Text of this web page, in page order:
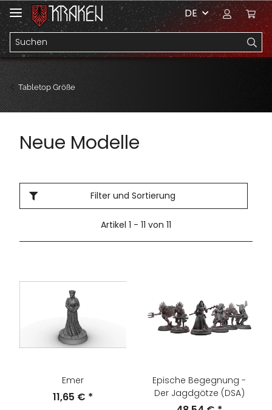
DE
Tabletop Größe
Neue Modelle
Filter und Sortierung
Artikel 1 - 11 von 11
Emer
11,65 € *
Epische Begegnung -
Der Jagdgötze (DSA)